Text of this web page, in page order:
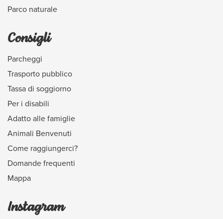
Parco naturale
Consigli
Parcheggi
Trasporto pubblico
Tassa di soggiorno
Per i disabili
Adatto alle famiglie
Animali Benvenuti
Come raggiungerci?
Domande frequenti
Mappa
Instagram